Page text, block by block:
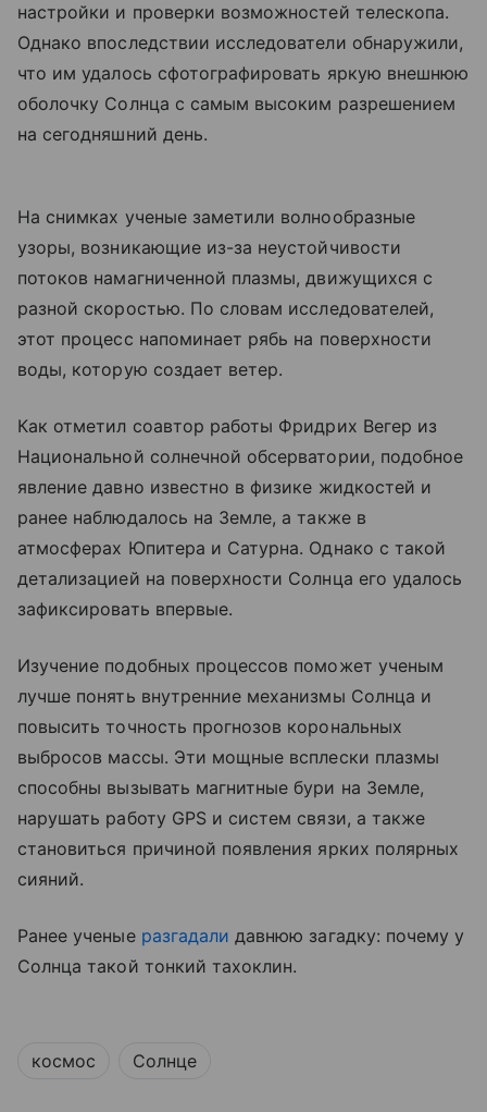
настройки и проверки возможностей телескопа.
Однако впоследствии исследователи обнаружили,
что им удалось сфотографировать яркую внешнюю
оболочку Солнца с самым высоким разрешением
на сегодняшний день.
На снимках ученые заметили волнообразные
узоры, возникающие из-за неустойчивости
потоков намагниченной плазмы, движущихся с
разной скоростью. По словам исследователей,
этот процесс напоминает рябь на поверхности
воды, которую создает ветер.
Как отметил соавтор работы Фридрих Вегер из
Национальной солнечной обсерватории, подобное
явление давно известно в физике жидкостей и
ранее наблюдалось на Земле, а также в
атмосферах Юпитера и Сатурна. Однако с такой
детализацией на поверхности Солнца его удалось
зафиксировать впервые.
Изучение подобных процессов поможет ученым
лучше понять внутренние механизмы Солнца и
повысить точность прогнозов корональных
выбросов массы. Эти мощные всплески плазмы
способны вызывать магнитные бури на Земле,
нарушать работу GPS и систем связи, а также
становиться причиной появления ярких полярных
сияний.
Ранее ученые разгадали давнюю загадку: почему у
Солнца такой тонкий тахоклин.
космос Солнце